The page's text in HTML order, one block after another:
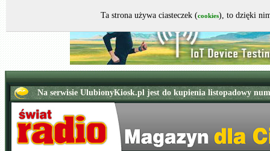
Ta strona używa ciasteczek (cookies), to dzięki